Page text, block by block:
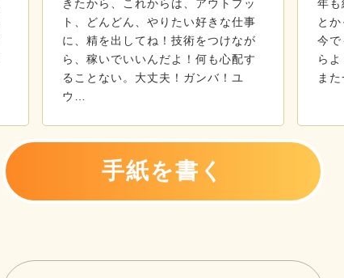
きたから、これからは、アウトプッ
ト、どんどん、やりたい好きな仕事
に、精を出してね！技術をつけなが
ら、稼いでいいんだよ！何も心配す
ることない。大丈夫！ガンバ！ユ
ウ…
年
と
今で
ら
ま
手紙を書く